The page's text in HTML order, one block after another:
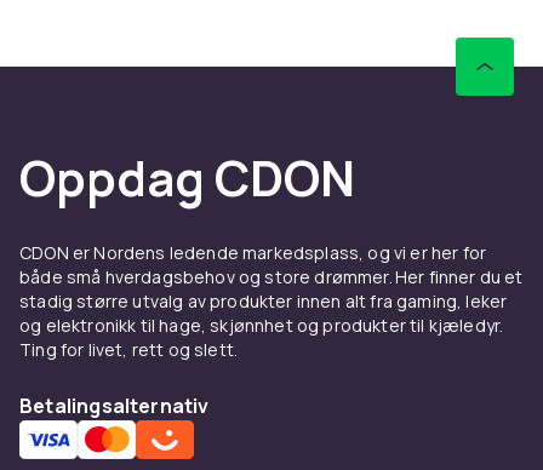
Gamecube lansert i 2001 er en klassiker innen
Hos CDON finner du et bredt sortiment av
retrospill og retro-konsoller til
konkurransedyktige priser. Rask levering og
trygg handel.
Se alle Gamecube-spill i vårt sortiment.
Retro-gaming er i dag en blomstrende hobby
med aktive communities og samlerbørser.
enklere enn noen gang å spille klassiske spill
på moderne maskinvare.
Oppdag CDON
CDON er Nordens ledende markedsplass, og vi er her for
både små hverdagsbehov og store drømmer. Her finner du et
stadig større utvalg av produkter innen alt fra gaming, leker
og elektronikk til hage, skjønnhet og produkter til kjæledyr.
Ting for livet, rett og slett.
Betalingsalternativ